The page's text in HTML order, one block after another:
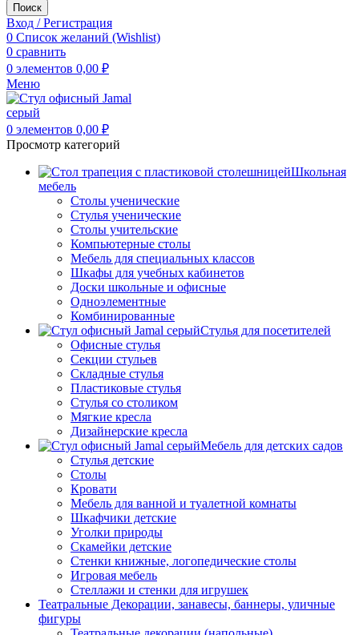
Поиск
Вход / Регистрация
0 Список желаний (Wishlist)
0 сравнить
0 элементов 0,00 ₽
Меню
0 элементов 0,00 ₽
Просмотр категорий
Школьная
мебель
Столы ученические
Стулья ученические
Столы учительские
Компьютерные столы
Мебель для специальных классов
Шкафы для учебных кабинетов
Доски школьные и офисные
Одноэлементные
Комбинированные
Стулья для посетителей
Офисные стулья
Секции стульев
Складные стулья
Пластиковые стулья
Стулья со столиком
Мягкие кресла
Дизайнерские кресла
Мебель для детских садов
Стулья детские
Столы
Кровати
Мебель для ванной и туалетной комнаты
Шкафчики детские
Уголки природы
Скамейки детские
Стенки книжные, логопедические столы
Игровая мебель
Стеллажи и стенки для игрушек
Театральные Декорации, занавесы, баннеры, уличные
фигуры